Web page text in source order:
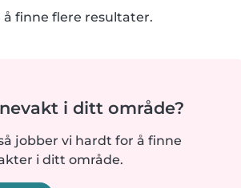
finne flere resultater.
i ditt område?
jobber vi hardt for å finne
i ditt område.